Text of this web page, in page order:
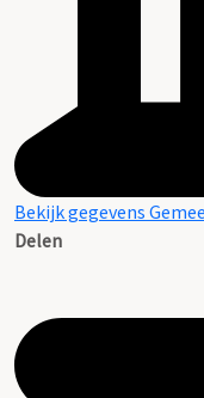
Bekijk gegevens
Delen